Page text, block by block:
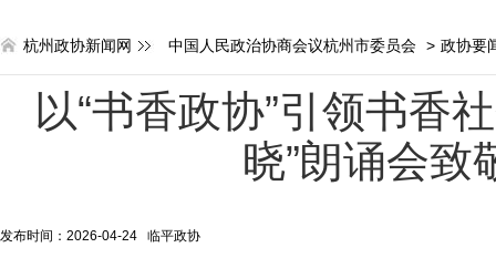
杭州政协新闻网 中国人民政治协商会议杭州市委员会 > 政协要
以“书香政协”引领书香
晓”朗诵会致
发布时间：2026-04-24 临平政协